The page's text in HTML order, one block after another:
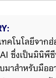
คโนโลยีจากฮ่
ซึ่งเป็นมินิพี
มาสำหรับมืออ